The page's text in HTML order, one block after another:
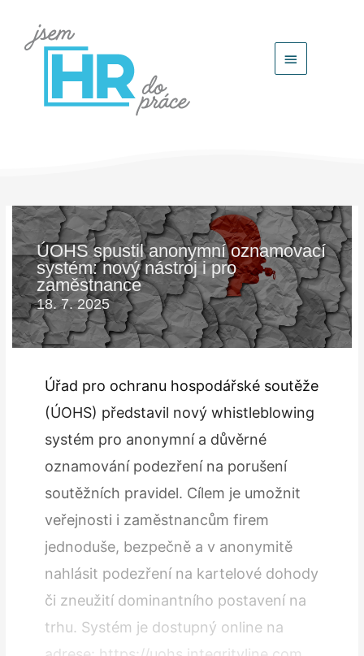
Hlavní
ÚOHS spustil anonymní oznamovací
systém: nový nástroj i pro
zaměstnance
18. 7. 2025
Úřad pro ochranu hospodářské soutěže
(ÚOHS) představil nový whistleblowing
systém pro anonymní a důvěrné
oznamování podezření na porušení
soutěžních pravidel. Cílem je umožnit
veřejnosti i zaměstnancům firem
jednoduše, bezpečně a v anonymitě
nahlásit podezření na kartelové dohody
či zneužití dominantního postavení na
trhu. Systém je dostupný online na